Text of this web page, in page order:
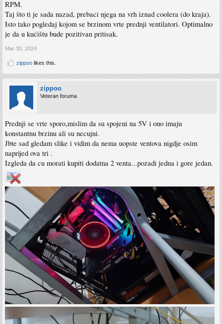
RPM.
Taj što ti je sada nazad, prebaci njega na vrh iznad coolera (do kraja).
Isto tako pogledaj kojom se brzinom vrte prednji ventilatori. Optimalno
je da u kućištu bude pozitivan pritisak.
Mar 30, 2024
zippoo likes this.
zippoo
Veteran foruma
Prednji se vrte sporo,mislim da su spojeni na 5V i ono imaju
konstantnu brzinu ali su necujni.
Jbte sad gledam slike i vidim da nema uopste ventova nigdje osim
naprijed ova tri .
Izgleda da cu morati kupiti dodatna 2 venta...pozadi jedna i gore jedan.